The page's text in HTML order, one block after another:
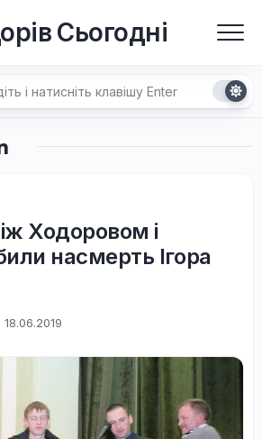
Сьогодні
Ходоровом і
насмерть Ігора
18.06.2019